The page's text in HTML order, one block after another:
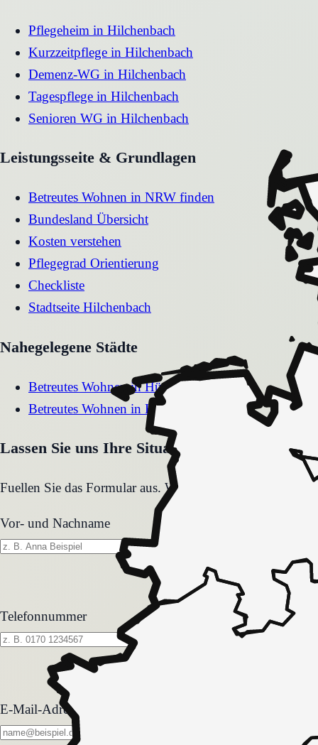
Pflegeheim in Hilchenbach
Kurzzeitpflege in Hilchenbach
Demenz-WG in Hilchenbach
Tagespflege in Hilchenbach
Senioren WG in Hilchenbach
Leistungsseite & Grundlagen
Betreutes Wohnen in NRW finden
Bundesland Übersicht
Kosten verstehen
Pflegegrad Orientierung
Checkliste
Stadtseite Hilchenbach
Nahegelegene Städte
Betreutes WohneninHückelhoven
Betreutes Wohnen in Herten
Lassen Sie uns Ihre Situation gemeinsam
Fuellen Sie das Formular aus. Wir melden uns zeitnah
Vor- und Nachname
Telefonnummer
E-Mail-Adresse